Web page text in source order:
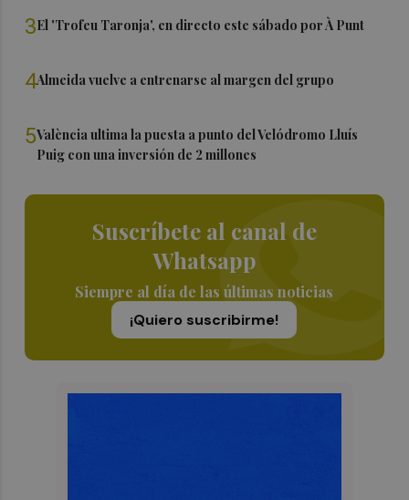
3El 'Trofeu Taronja', en directo este sábado por À Punt
4Almeida vuelve a entrenarse al margen del grupo
5València ultima la puesta a punto del Velódromo Lluís
Puig con una inversión de 2 millones
Suscríbete al canal de
Whatsapp
Siempre al día de las últimas noticias
¡Quiero suscribirme!